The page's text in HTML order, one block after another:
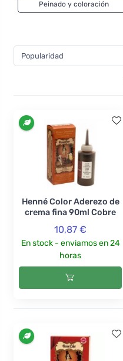
una distancia suficiente
para cabello dañado y
vitalidad, fuerza y
paleta de colores:
Peinado y coloración
Henné Color Aderezo de
crema fina 90ml Cobre
10,87 €
En stock - enviamos en 24
horas